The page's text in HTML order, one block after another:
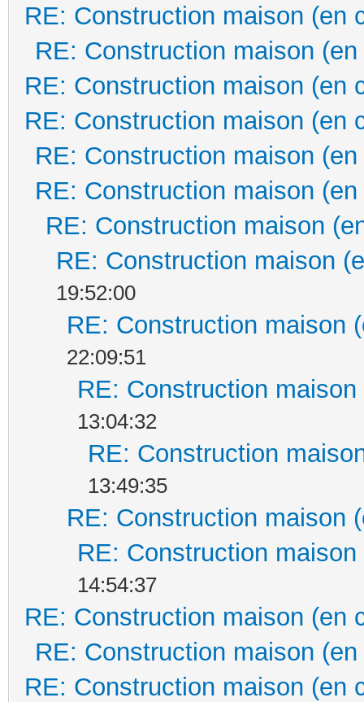
RE: Construction maison (en
RE: Construction maison
RE: Construction maison (en
RE: Construction maison (en
RE: Construction maison
RE: Construction maison
RE: Construction maison
RE: Construction maison
19:52:00
RE: Construction maison
22:09:51
RE: Construction
13:04:32
RE: Construction
13:49:35
RE: Construction maison
RE: Construction
14:54:37
RE: Construction maison (en
RE: Construction maison
RE: Construction maison (en